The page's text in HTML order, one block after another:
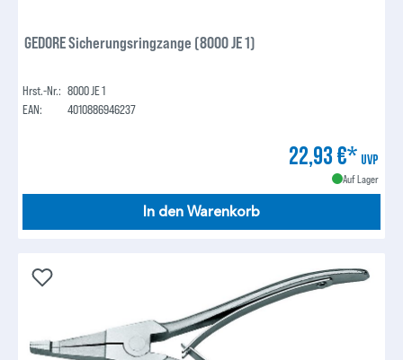
GEDORE Sicherungsringzange (8000 JE 1)
Hrst.-Nr.: 8000 JE 1
EAN:
4010886946237
22,93 €* UVP
Auf Lager
In den Warenkorb